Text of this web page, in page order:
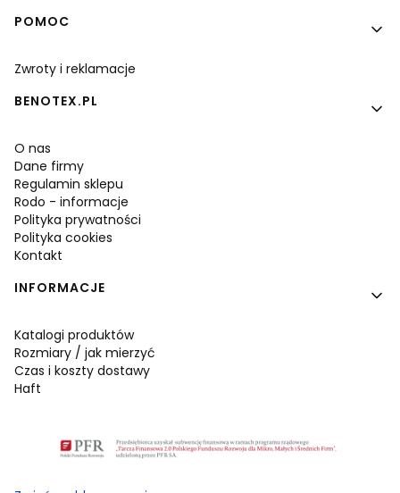
POMOC
Zwroty i reklamacje
BENOTEX.PL
O nas
Dane firmy
Regulamin sklepu
Rodo - informacje
Polityka prywatności
Polityka cookies
Kontakt
INFORMACJE
Katalogi produktów
Rozmiary / jak mierzyć
Czas i koszty dostawy
Haft